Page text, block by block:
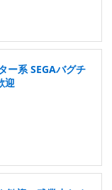
ー系 SEGAバグチ
迎